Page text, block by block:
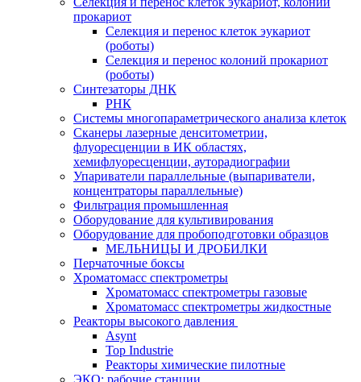
прокариот
Селекция и перенос клеток эукариот
(роботы)
Селекция и перенос колоний прокариот
(роботы)
Синтезаторы ДНК
РНК
Системы многопараметрического анализа клеток
Сканеры лазерные денситометрии,
флуоресценции в ИК областях,
хемифлуоресценции, ауторадиографии
Упариватели параллельные (выпариватели,
концентраторы параллельные)
Фильтрация промышленная
Оборудование для культивирования
Оборудование для пробоподготовки образцов
МЕЛЬНИЦЫ И ДРОБИЛКИ
Перчаточные боксы
Хроматомасс спектрометры
Хроматомасс спектрометры газовые
Хроматомасс спектрометры жидкостные
Реакторы высокого давления
Asynt
Top Industrie
Реакторы химические пилотные
ЭКО: рабочие станции